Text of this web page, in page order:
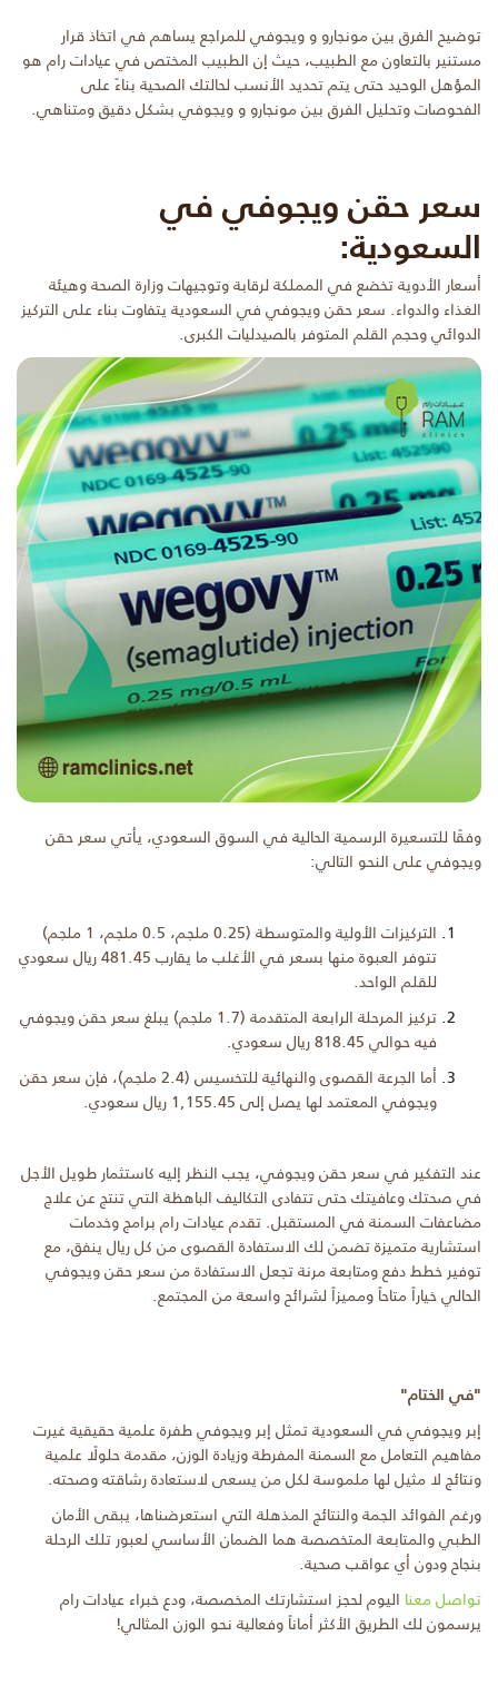
توضيح الفرق بين مونجارو و ويجوفي للمراجع يساهم في اتخاذ قرار
مستنير بالتعاون مع الطبيب، حيث إن الطبيب المختص في عيادات رام هو
المؤهل الوحيد حتى يتم تحديد الأنسب لحالتك الصحية بناءً على
الفحوصات وتحليل الفرق بين مونجارو و ويجوفي بشكل دقيق ومتناهي.
سعر حقن ويجوفي في
السعودية:
أسعار الأدوية تخضع في المملكة لرقابة وتوجيهات وزارة الصحة وهيئة
الغذاء والدواء. سعر حقن ويجوفي في السعودية يتفاوت بناء على التركيز
الدوائي وحجم القلم المتوفر بالصيدليات الكبرى.
وفقًا للتسعيرة الرسمية الحالية في السوق السعودي، يأتي سعر حقن
ويجوفي على النحو التالي:
التركيزات الأولية والمتوسطة (0.25 ملجم، 0.5 ملجم، 1 ملجم)
تتوفر العبوة منها بسعر في الأغلب ما يقارب 481.45 ريال سعودي
للقلم الواحد.
تركيز المرحلة الرابعة المتقدمة (1.7 ملجم) يبلغ سعر حقن ويجوفي
فيه حوالي 818.45 ريال سعودي.
أما الجرعة القصوى والنهائية للتخسيس (2.4 ملجم)، فإن سعر حقن
ويجوفي المعتمد لها يصل إلى 1,155.45 ريال سعودي.
عند التفكير في سعر حقن ويجوفي، يجب النظر إليه كاستثمار طويل الأجل
في صحتك وعافيتك حتى تتفادى التكاليف الباهظة التي تنتج عن علاج
مضاعفات السمنة في المستقبل. تقدم عيادات رام برامج وخدمات
استشارية متميزة تضمن لك الاستفادة القصوى من كل ريال ينفق، مع
توفير خطط دفع ومتابعة مرنة تجعل الاستفادة من سعر حقن ويجوفي
الحالي خياراً متاحاً ومميزاً لشرائح واسعة من المجتمع.
"في الختام"
إبر ويجوفي في السعودية تمثل إبر ويجوفي طفرة علمية حقيقية غيرت
مفاهيم التعامل مع السمنة المفرطة وزيادة الوزن، مقدمة حلولًا علمية
ونتائج لا مثيل لها ملموسة لكل من يسعى لاستعادة رشاقته وصحته.
ورغم الفوائد الجمة والنتائج المذهلة التي استعرضناها، يبقى الأمان
الطبي والمتابعة المتخصصة هما الضمان الأساسي لعبور تلك الرحلة
بنجاح ودون أي عواقب صحية.
تواصل معنا اليوم لحجز استشارتك المخصصة، ودع خبراء عيادات رام
يرسمون لك الطريق الأكثر أماناً وفعالية نحو الوزن المثالي!